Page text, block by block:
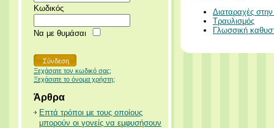
Κωδικός
Να με θυμάσαι
Ξεχάσατε τον κωδικό σας;
Ξεχάσατε το όνομα χρήστη;
Άρθρα
Επτά τρόποι με τους οποίους
μπορούν οι γονείς να εμφυσήσουν
Διαταραχές
Τραυλισμός
Γλωσσική